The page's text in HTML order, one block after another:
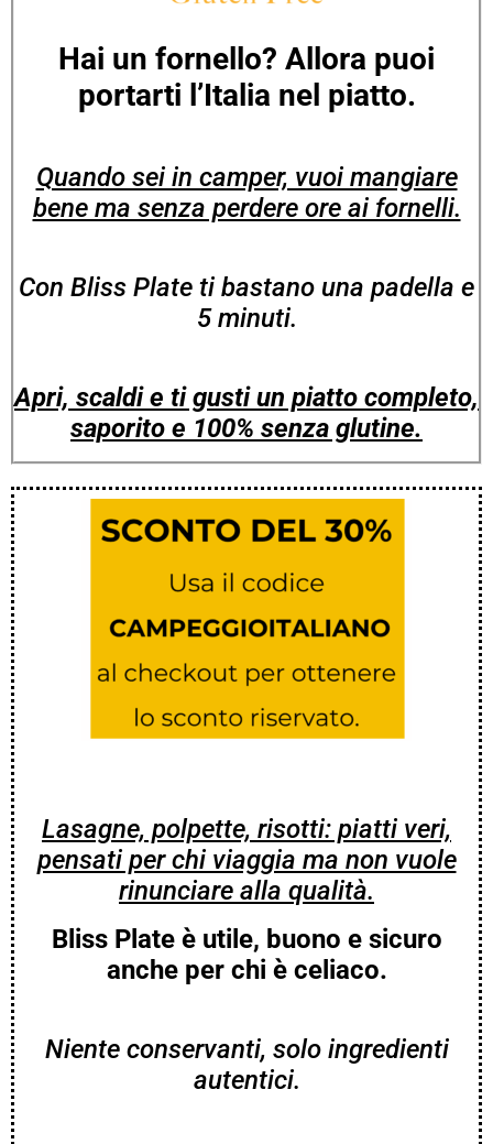
Hai un fornello? Allora puoi
portarti l’Italia nel piatto.
Quando sei in camper, vuoi mangiare
bene ma senza perdere ore ai fornelli.
Con Bliss Plate ti bastano una padella e
5 minuti.
Apri, scaldi e ti gusti un piatto completo,
saporito e 100% senza glutine.
Lasagne, polpette, risotti: piatti veri,
pensati per chi viaggia ma non vuole
rinunciare alla qualità.
Bliss Plate è utile, buono e sicuro
anche per chi è celiaco.
Niente conservanti, solo ingredienti
autentici.